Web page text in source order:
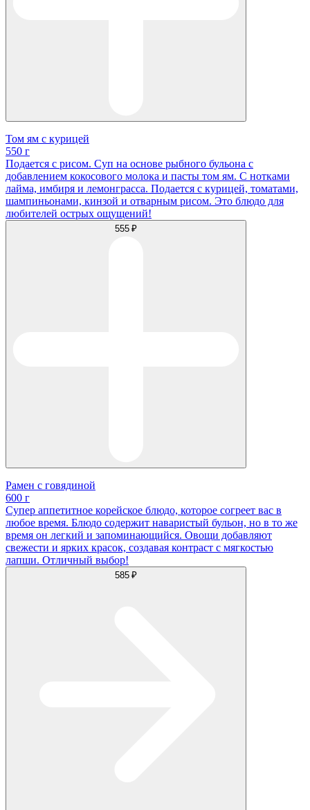
Том ям с курицей
550 г
Подается с рисом. Суп на основе рыбного бульона с
добавлением кокосового молока и пасты том ям. С нотками
лайма, имбиря и лемонграсса. Подается с курицей, томатами,
шампиньонами, кинзой и отварным рисом. Это блюдо для
любителей острых ощущений!
555 ₽
Рамен с говядиной
600 г
Супер аппетитное корейское блюдо, которое согреет вас в
любое время. Блюдо содержит наваристый бульон, но в то же
время он легкий и запоминающийся. Овощи добавляют
свежести и ярких красок, создавая контраст с мягкостью
лапши. Отличный выбор!
585 ₽